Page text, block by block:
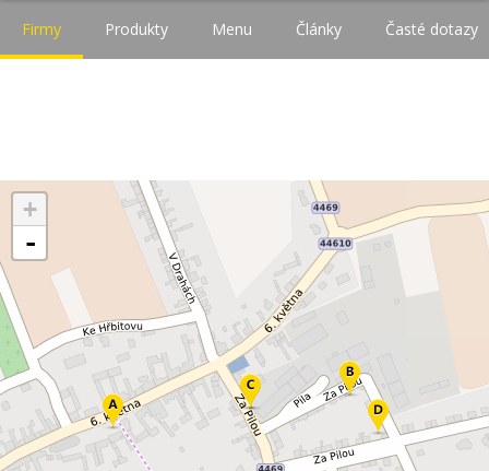
Firmy Produkty Menu Články Časté dotazy
+
-